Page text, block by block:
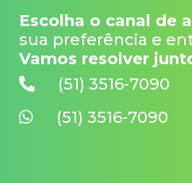
Escolha o canal de
sua preferência e
Vamos resolver
(51) 3516-7090
(51) 3516-7090